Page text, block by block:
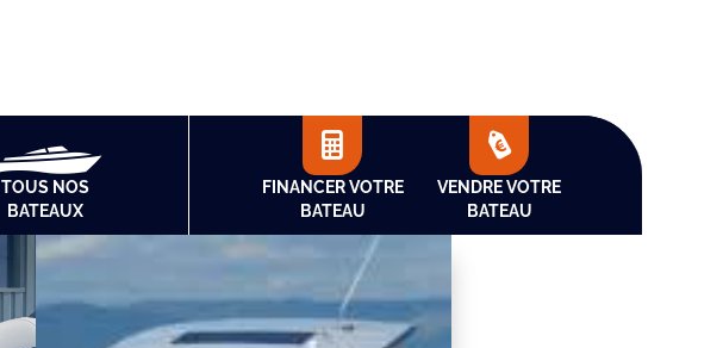
TOUS NOS
BATEAUX
FINANCER VOTRE
BATEAU
VENDRE VOTRE
BATEAU